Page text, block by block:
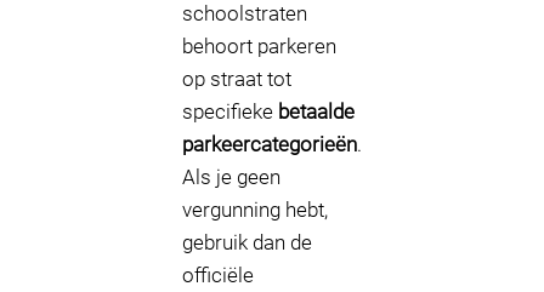
schoolstraten
behoort parkeren
op straat tot
specifieke betaalde
parkeercategorieën.
Als je geen
vergunning hebt,
gebruik dan de
officiële